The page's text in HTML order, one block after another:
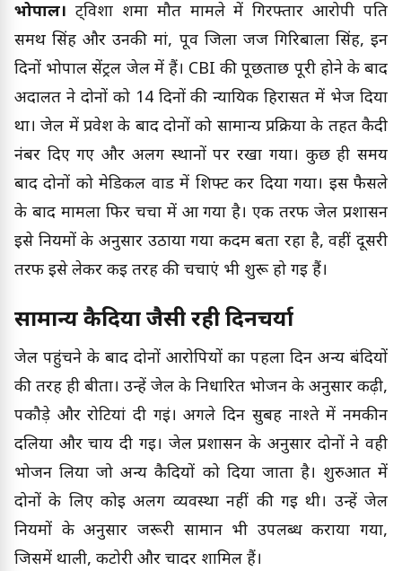
भोपाल। ट्विशा शर्मा मौत मामले में गिरफ्तार आरोपी पति
समर्थ सिंह और उनकी मां, पूर्व जिला जज गिरिबाला सिंह, इन
दिनों भोपाल सेंट्रल जेल में हैं। CBI की पूछताछ पूरी होने के बाद
अदालत ने दोनों को 14 दिनों की न्यायिक हिरासत में भेज दिया
था। जेल में प्रवेश के बाद दोनों को सामान्य प्रक्रिया के तहत कैदी
नंबर दिए गए और अलग स्थानों पर रखा गया। कुछ ही समय
बाद दोनों को मेडिकल वार्ड में शिफ्ट कर दिया गया। इस फैसले
के बाद मामला फिर चर्चा में आ गया है। एक तरफ जेल प्रशासन
इसे नियमों के अनुसार उठाया गया कदम बता रहा है, वहीं दूसरी
तरफ इसे लेकर कई तरह की चर्चाएं भी शुरू हो गई हैं।
सामान्य कैदियों जैसी रही दिनचर्या
जेल पहुंचने के बाद दोनों आरोपियों का पहला दिन अन्य बंदियों
की तरह ही बीता। उन्हें जेल के निर्धारित भोजन के अनुसार कढ़ी,
पकौड़े और रोटियां दी गईं। अगले दिन सुबह नाश्ते में नमकीन
दलिया और चाय दी गई। जेल प्रशासन के अनुसार दोनों ने वही
भोजन लिया जो अन्य कैदियों को दिया जाता है। शुरुआत में
दोनों के लिए कोई अलग व्यवस्था नहीं की गई थी। उन्हें जेल
नियमों के अनुसार जरूरी सामान भी उपलब्ध कराया गया,
जिसमें थाली, कटोरी और चादर शामिल हैं।